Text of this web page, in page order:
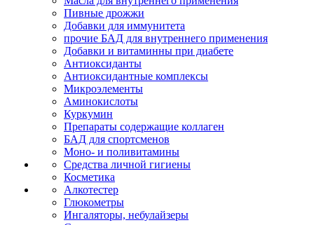
Пивные дрожжи
Добавки для иммунитета
прочие БАД для внутреннего применения
Добавки и витаминны при диабете
Антиоксиданты
Антиоксидантные комплексы
Микроэлементы
Аминокислоты
Куркумин
Препараты содержащие коллаген
БАД для спортсменов
Моно- и поливитамины
Средства личной гигиены
Косметика
Алкотестер
Глюкометры
Ингаляторы, небулайзеры